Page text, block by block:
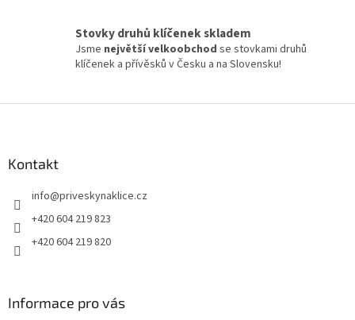
Stovky druhů klíčenek skladem
Jsme největší velkoobchod se stovkami druhů
klíčenek a přívěsků v Česku a na Slovensku!
Kontakt
info@priveskynaklice.cz
+420 604 219 823
+420 604 219 820
Informace pro vás